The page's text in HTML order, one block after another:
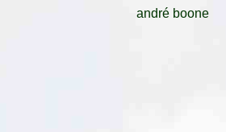
andré boone